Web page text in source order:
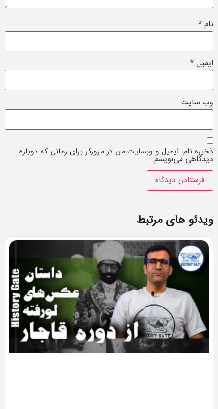
نام*
ایمیل*
وب‌ سایت
ذخیره نام، ایمیل و وبسایت من در مرورگر برای زمانی که دوباره
دیدگاهی می‌نویسم.
ویدئو های مرتبط